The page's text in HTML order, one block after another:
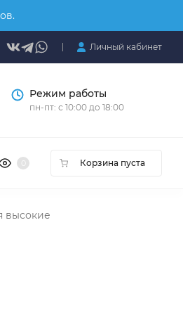
Личный кабинет
Режим работы
пн-пт: с 10:00 до 18:00
Корзина пуста
высокие